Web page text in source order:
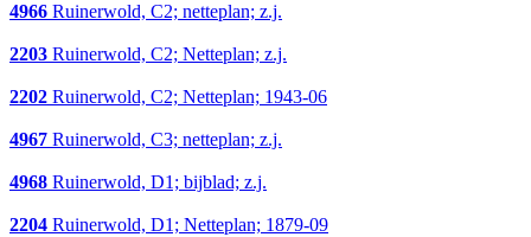
4966 Ruinerwold, C2; netteplan; z.j.
2203 Ruinerwold, C2; Netteplan; z.j.
2202 Ruinerwold, C2; Netteplan; 1943-06
4967 Ruinerwold, C3; netteplan; z.j.
4968 Ruinerwold, D1; bijblad; z.j.
2204 Ruinerwold, D1; Netteplan; 1879-09